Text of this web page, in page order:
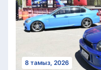
8 тамыз, 2026